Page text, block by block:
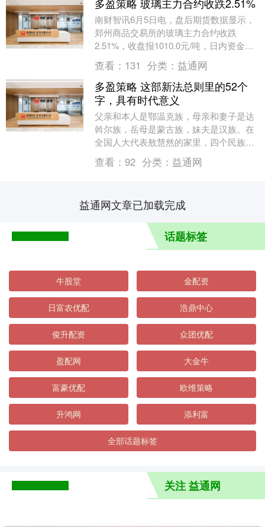
多盈策略 玻璃主力合约收跌2.51%
南财智讯6月5日电，盘后期货数据显示，
郑州商品交易所的玻璃主力合约收跌
2.51%，收盘报1010.0元/吨，日内资金流
入5.92亿元。其他相关指标见下表：....
查看： 131 分类： 益通网
多盈策略 这部新法总则里的52个
字，具有时代意义
父亲和本人是鄂温克族，母亲和妻子是达
斡尔族，岳母是蒙古族，妹夫是汉族。在
全国人大代表敖慧然的家里，四个民族组
成的大家庭和睦相处，日子过得热热闹
闹。 敖慧然来自内....
查看： 92 分类： 益通网
益通网文章已加载完成
话题标签
牛股堂 金配资
日富农优配 浩鼎中心
俊升配资 众团优配
盈配网 大金牛
富豪优配 欧维策略
升鸿网 添利富
全部话题标签
关注 益通网